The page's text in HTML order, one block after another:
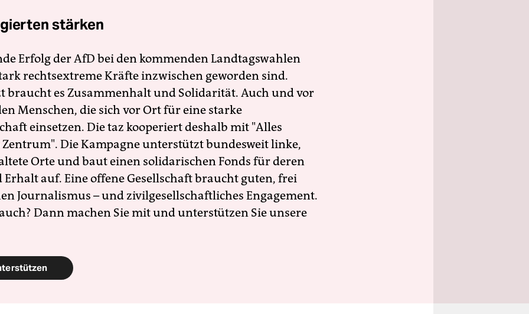
stärken
Erfolg der AfD bei den kommenden Landtagswahlen
rechtsextreme Kräfte inzwischen geworden sind.
braucht es Zusammenhalt und Solidarität. Auch und vor
Menschen, die sich vor Ort für eine starke
einsetzen. Die taz kooperiert deshalb mit "Alles
Die Kampagne unterstützt bundesweit linke,
Orte und baut einen solidarischen Fonds für deren
Erhalt auf. Eine offene Gesellschaft braucht guten, frei
Journalismus – und zivilgesellschaftliches Engagement.
Dann machen Sie mit und unterstützen Sie unsere